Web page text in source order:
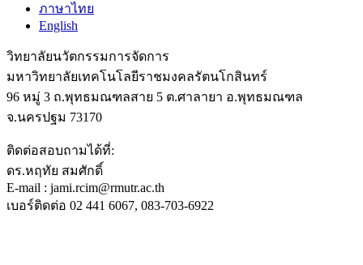
ภาษาไทย
English
วิทยาลัยนวัตกรรมการจัดการ
มหาวิทยาลัยเทคโนโลยีราชมงคลรัตนโกสินทร์
96 หมู่ 3 ถ.พุทธมณฑลสาย 5 ต.ศาลายา อ.พุทธมณฑล
จ.นครปฐม 73170
ติดต่อสอบถามได้ที่:
ดร.หฤทัย สมศักดิ์
E-mail : jami.rcim@rmutr.ac.th
เบอร์ติดต่อ 02 441 6067, 083-703-6922